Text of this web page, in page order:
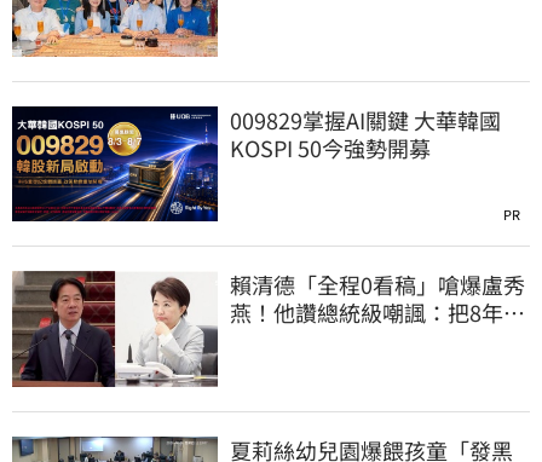
009829掌握AI關鍵 大華韓國
KOSPI 50今強勢開募
PR
賴清德「全程0看稿」嗆爆盧秀
燕！他讚總統級嘲諷：把8年總
夏莉絲幼兒園爆餵孩童「發黑